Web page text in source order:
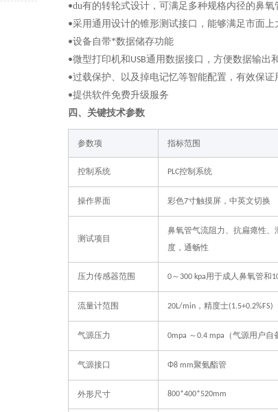
•du有的转轮式设计，可满足多种规格内径的鼻氧
•采用通用设计的锥形测试接口，能够满足市面
•设备自带*数据储存功能
•微型打印机和 USB通用数据接口，方便数据输出
•过载保护、以及掉电记忆等智能配置，有效保证
•提供软件免费升级服务
四、 关键技术参数
参数项 指标范围
控制系统 PLC控制系统
操作界面 彩色7寸触摸屏，中英文切换
测试项目
鼻氧管气流阻力、抗扁瘪性、
度 ， 通畅性
压力传感器范围 0～300 kpa用于成人鼻氧管和
流量计范围 20L/min ， 精度士(1.5+0.2%FS)
气源压力 0mpa ～0.4 mpa （气源用户自
气源接口 Φ8 mm聚氨酯管
外形尺寸 800*400*520mm